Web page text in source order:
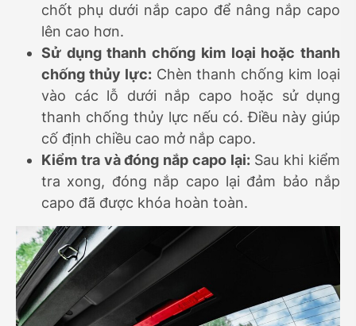
chốt phụ dưới nắp capo để nâng nắp capo
lên cao hơn.
Sử dụng thanh chống kim loại hoặc thanh
chống thủy lực:Chèn thanh chống kim loại
vào các lỗ dưới nắp capo hoặc sử dụng
thanh chống thủy lực nếu có. Điều này giúp
cố định chiều cao mở nắp capo.
Kiểm tra và đóng nắp capo lại:Sau khi kiểm
tra xong, đóng nắp capo lại đảm bảo nắp
capo đã được khóa hoàn toàn.